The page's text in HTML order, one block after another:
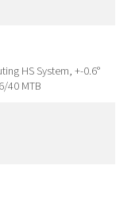
HS System, +-0.6°
40 MTB